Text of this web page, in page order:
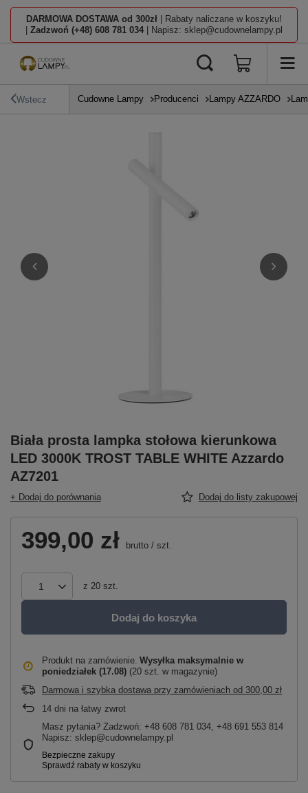
DARMOWA DOSTAWA od 300zł | Rabaty naliczane w koszyku!
Zadzwoń (+48) 608 781 034 | Napisz: sklep@cudownelampy.pl
Wstecz Cudowne Lampy Producenci Lampy AZZARDO
Biała prosta lampka stołowa kierunkowa
LED 3000K TROST TABLE WHITE Azzardo
AZ7201
+ Dodaj do porównania Dodaj do listy zakupowej
399,00 zł brutto / szt.
z 20 szt.
Dodaj do koszyka
Produkt na zamówienie Wysyłka maksymalnie w
poniedziałek (17.08) (20 szt. w magazynie)
Darmowa i szybka dostawa przy zamówieniach od 300,00 zł
14 dni na łatwy zwrot
Masz pytania? Zadzwoń: +48 608 781 034, +48 691 553 814
Napisz: sklep@cudownelampy.pl